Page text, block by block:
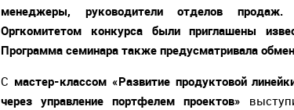
менеджеры, руководители отделов продаж.
Оргкомитетом конкурса были приглашены
Программа семинара также предусматривала
С мастер-классом «Развитие продуктовой
через управление портфелем проектов»